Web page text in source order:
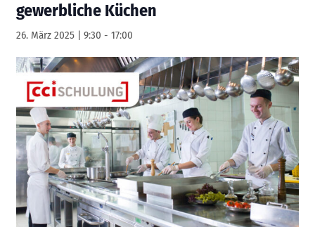
gewerbliche Küchen
26. März 2025 | 9:30 - 17:00